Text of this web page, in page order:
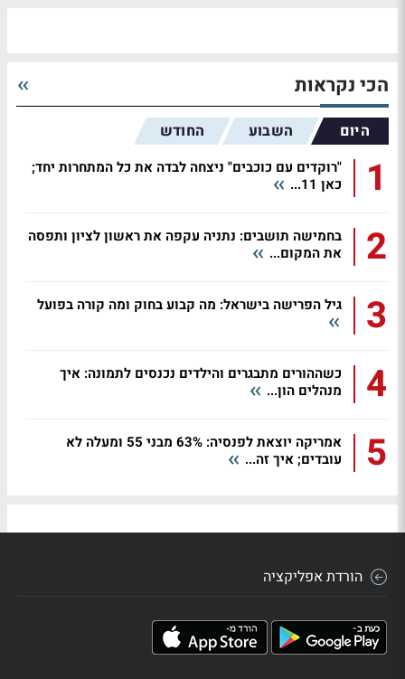
הכי נקראות
היום השבוע החודש
1
"רוקדים עם כוכבים" ניצחה לבדה את כל המתחרות יחד;
כאן 11...
2
בחמישה תושבים: נתניה עקפה את ראשון לציון ותפסה
את המקום...
3 גיל הפרישה בישראל: מה קבוע בחוק ומה קורה בפועל
4
כשההורים מתבגרים והילדים נכנסים לתמונה: איך
מנהלים הון...
5
אמריקה יוצאת לפנסיה: 63% מבני 55 ומעלה לא
עובדים; איך זה...
הורדת אפליקציה